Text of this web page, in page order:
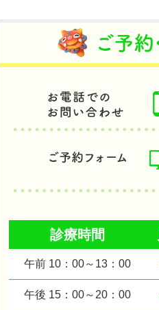
診療時間
午前 10：00～13：00
午後 15：00～20：00